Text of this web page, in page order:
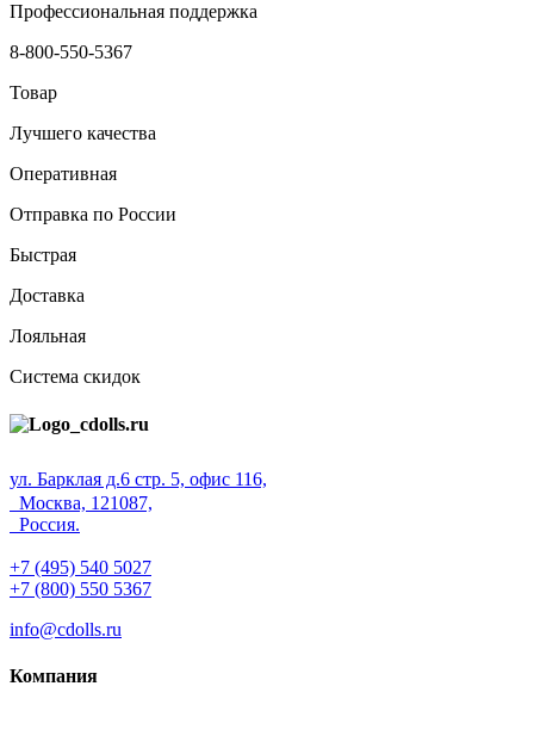
Профессиональная поддержка
8-800-550-5367
Товар
Лучшего качества
Оперативная
Отправка по России
Быстрая
Доставка
Лояльная
Система скидок
ул. Барклая д.6 стр. 5, офис 116,
Москва, 121087,
Россия.
+7 (495) 540 5027
+7 (800) 550 5367
info@cdolls.ru
Компания